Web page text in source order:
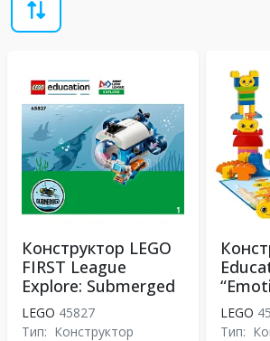
Конструктор LEGO
FIRST League
Explore: Submerged
LEGO 45827
Тип: Конструктор
LEGO
Тип: